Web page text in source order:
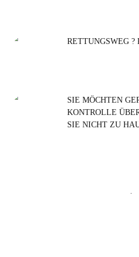
RETTUNGSWEG
SIE MÖCHTEN
KONTROLLE
SIE NICHT ZU